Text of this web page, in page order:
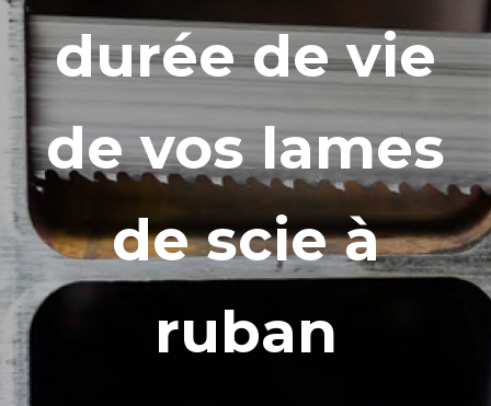
durée de vie
de vos lames
de scie à
ruban